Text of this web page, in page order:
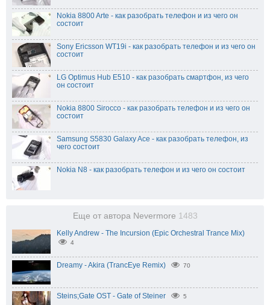
Nokia 8800 Arte - как разобрать телефон и из чего он
состоит
Sony Ericsson WT19i - как разобрать телефон и из чего он
состоит
LG Optimus Hub E510 - как разобрать смартфон, из чего
он состоит
Nokia 8800 Sirocco - как разобрать телефон и из чего он
состоит
Samsung S5830 Galaxy Ace - как разобрать телефон, из
чего состоит
Nokia N8 - как разобрать телефон и из чего он состоит
Еще от автора Nevermore 1483
Kelly Andrew - The Incursion (Epic Orchestral Trance Mix)
4
Dreamy - Akira (TrancEye Remix) 70
Steins;Gate OST - Gate of Steiner 5